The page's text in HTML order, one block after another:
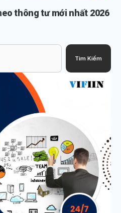
thông tư mới nhất 2026
Tìm Kiếm